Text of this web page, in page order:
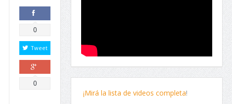
Comparte
0
Tweet
Comparte
0
¡Mirá la lista de videos completa!